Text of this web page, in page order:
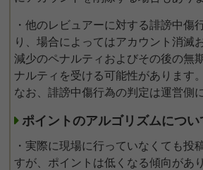
・他のレビュアーに対する誹謗中傷
り、場合によってはアカウント消滅
減少のペナルティおよびその後の無
ナルティを受ける可能性があります。
なお、誹謗中傷行為の判定は運営側
ポイントのアルゴリズムについ
・実際に現場に行っていなくても投
すが、ポイントは低くなる傾向があ